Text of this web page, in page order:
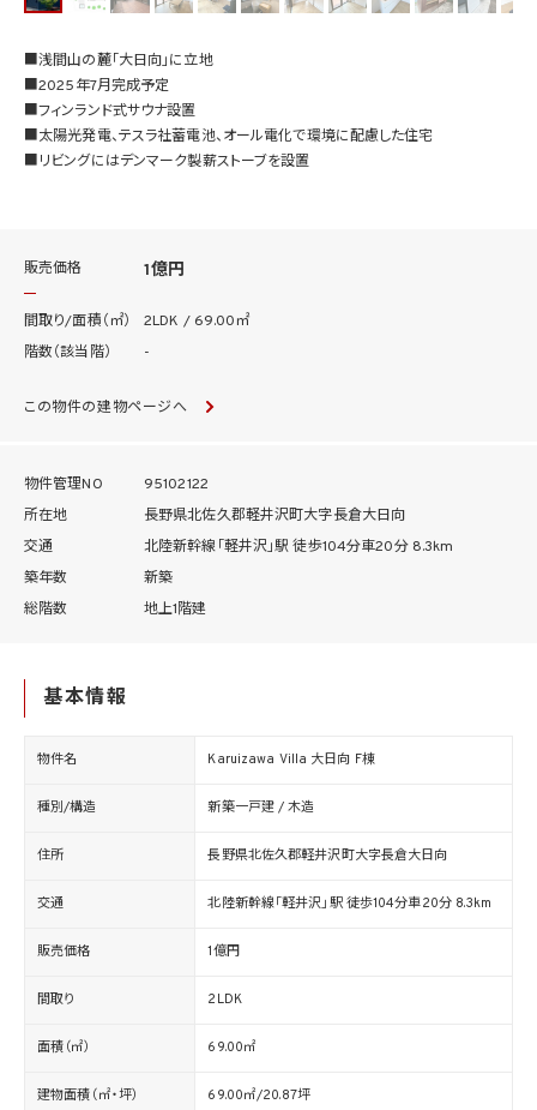
■浅間山の麓「大日向」に立地
■2025年7月完成予定
■フィンランド式サウナ設置
■太陽光発電、テスラ社蓄電池、オール電化で環境に配慮した住宅
■リビングにはデンマーク製薪ストーブを設置
販売価格 1億円
間取り/面積（㎡）
2LDK / 69.00㎡
階数（該当階）
-
この物件の建物ページへ
物件管理NO
95102122
所在地
長野県北佐久郡軽井沢町大字長倉大日向
交通
北陸新幹線「軽井沢」駅 徒歩104分車20分 8.3km
築年数
新築
総階数
地上1階建
基本情報
物件名 Karuizawa Villa 大日向 F棟
種別/構造 新築一戸建 / 木造
住所 長野県北佐久郡軽井沢町大字長倉大日向
交通 北陸新幹線「軽井沢」駅 徒歩104分車20分 8.3km
販売価格 1億円
間取り 2LDK
面積（㎡） 69.00㎡
建物面積（㎡・坪） 69.00㎡/20.87坪